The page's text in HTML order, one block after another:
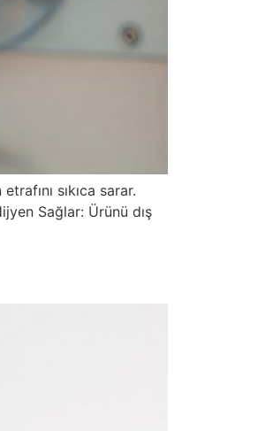
sıkıca sarar.
Sağlar: Ürünü dış